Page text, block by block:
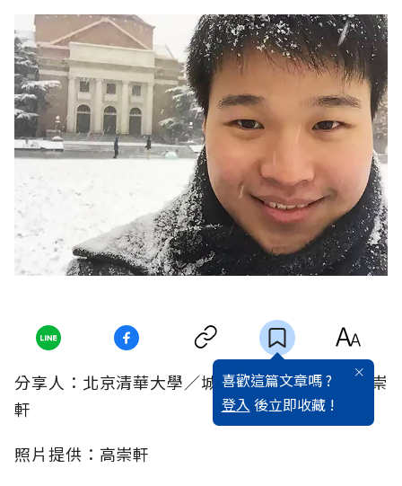
喜歡這篇文章嗎 ?
登入 後立即收藏 !
分享人：北京清華大學／城市規劃研究所畢／高崇
軒
照片提供：高崇軒